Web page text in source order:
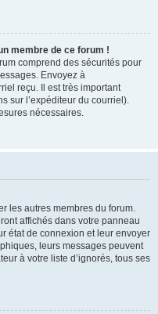
membre de ce forum !
comprend des sécurités pour
Envoyez à
reçu. Il est très important
sur l’expéditeur du courriel).
nécessaires.
les autres membres du forum.
affichés dans votre panneau
état de connexion et leur envoyer
leurs messages peuvent
à votre liste d’ignorés, tous ses